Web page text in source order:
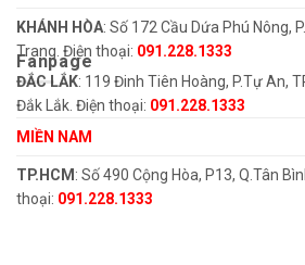
KHÁNH HÒA: Số 172 Cầu Dứa Phú Nông,
Trang. Điện thoại: 091.228.1333
ĐẮC LẮK: 119 Đinh Tiên Hoàng, P.Tự An,
Đắk Lắk. Điện thoại: 091.228.1333
MIỀN NAM
TP.HCM : Số 490 Cộng Hòa, P13, Q.Tân
thoại: 091.228.1333
Fanpage